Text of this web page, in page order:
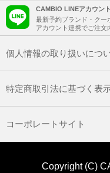
CAMBIO LINEアカウン
最新予約ブランド・クー
アカウント連携でご注文
個人情報の取り扱いにつ
特定商取引法に基づく表
コーポレートサイト
Copyright (C)